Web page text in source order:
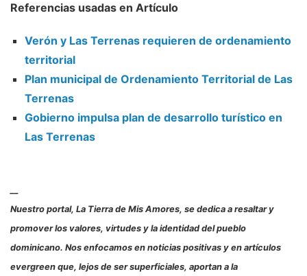
Referencias usadas en Artículo
Verón y Las Terrenas requieren de ordenamiento
territorial
Plan municipal de Ordenamiento Territorial de Las
Terrenas
Gobierno impulsa plan de desarrollo turístico en
Las Terrenas
Nuestro portal, La Tierra de Mis Amores, se dedica a resaltar y
promover los valores, virtudes y la identidad del pueblo
dominicano. Nos enfocamos en noticias positivas y en artículos
evergreen que, lejos de ser superficiales, aportan a la